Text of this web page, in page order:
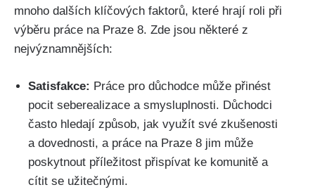
mnoho dalších klíčových faktorů, které hrají roli při
výběru práce na Praze 8. Zde jsou některé z
nejvýznamnějších:
Satisfakce: Práce pro důchodce může přinést
pocit seberealizace a smysluplnosti. Důchodci
často hledají způsob, jak využít své zkušenosti
a dovednosti, a práce na Praze 8 jim může
poskytnout příležitost přispívat ke komunitě a
cítit se užitečnými.